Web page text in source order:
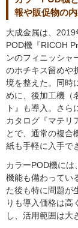
報や販促物の
大成金属は、
POD機『RICOH
ンのフィニッシャ
のホチキス留めや
境を整えた。同時
めに、後加工機（
ト』も導入。さら
カタログ『マテリ
とで、通常の複合
紙も手軽に入手で
カラーPOD機には
機能も備わってい
た後も特に問題が
りも導入価格は高
し、活用範囲は大